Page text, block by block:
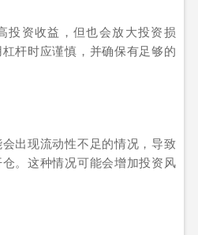
投资收益，但也会放大投资损
杆时应谨慎，并确保有足够的
出现流动性不足的情况，导致
。这种情况可能会增加投资风